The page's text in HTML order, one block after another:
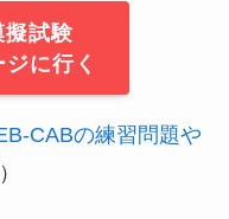
試験
に行く
CABの練習問題や